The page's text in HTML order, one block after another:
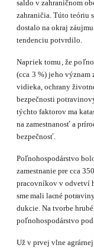
saldo v zahraničnom
zahraničia. Túto teóriu
dostalo na okraj
tendenciu potvrdilo.
Napriek tomu, že
(cca 3 %) jeho význam
vidieka, ochrany
bezpečnosti
týchto faktorov ma
na zamestnanosť a
bezpečnosť.
Poľnohospodárstvo
zamestnanie pre cca
pracovníkov v odvetví
sme mali lacné
dukcie. Na tvorbe
poľnohospodárstvo
Už v prvej vlne